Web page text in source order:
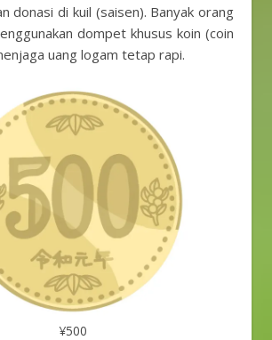
donasi di kuil (saisen). Banyak orang
dompet khusus koin (coin
uang logam tetap rapi.
¥500